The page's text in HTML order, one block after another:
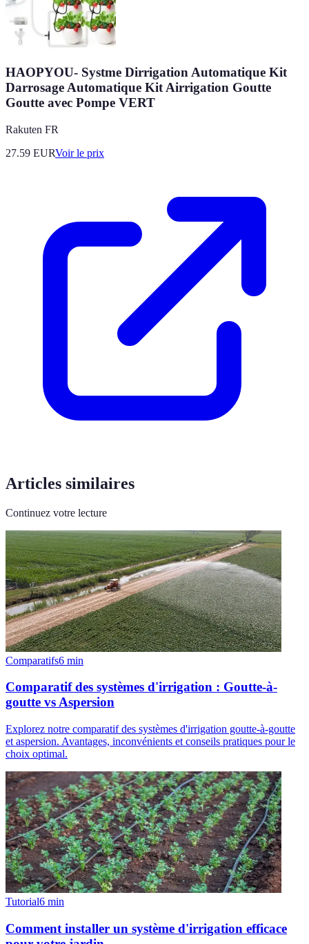
HAOPYOU- Systme Dirrigation Automatique Kit
Darrosage Automatique Kit Airrigation Goutte
Goutte avec Pompe VERT
Rakuten FR
27.59 EURVoir le prix
Articles similaires
Continuez votre lecture
Comparatifs6 min
Comparatif des systèmes d'irrigation : Goutte-à-
goutte vs Aspersion
Explorez notre comparatif des systèmes d'irrigation goutte-à-goutte
et aspersion. Avantages, inconvénients et conseils pratiques pour le
choix optimal.
Tutorial6 min
Comment installer un système d'irrigation efficace